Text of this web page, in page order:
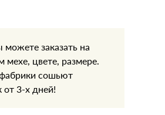
заказать на
цвете, размере.
сошьют
от 3-х дней!